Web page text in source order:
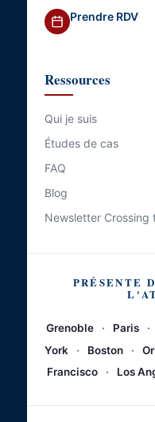
Prendre RDV
Ressources
Qui je suis
Études de cas
FAQ
Blog
Newsletter Crossing
PRÉSENTE
Grenoble · Paris ·
York
· Boston ·
Francisco
· Los